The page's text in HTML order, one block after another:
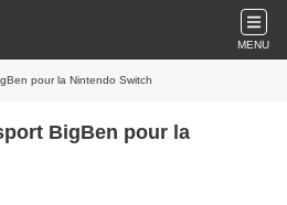
MENU
pour la Nintendo Switch
BigBen pour la